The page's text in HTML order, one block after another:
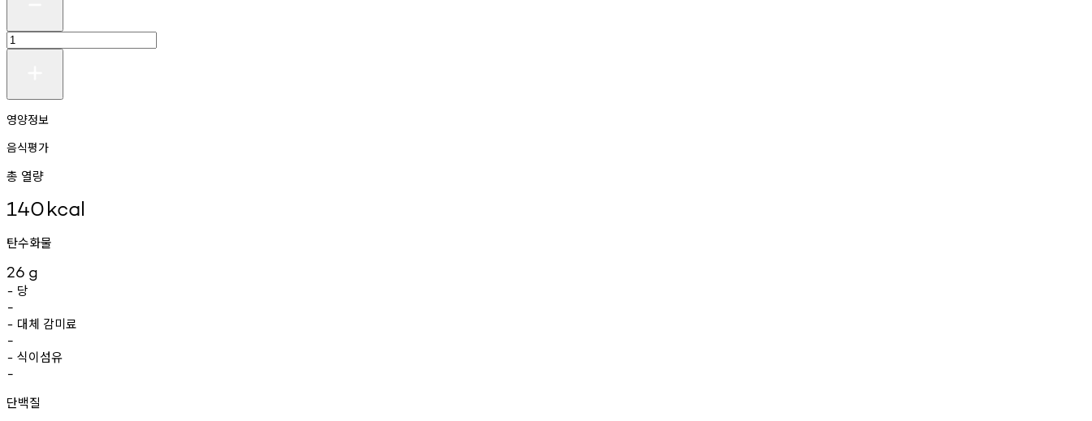
영양정보
음식평가
총 열량
140kcal
탄수화물
26 g
- 당
-
- 대체 감미료
-
- 식이섬유
-
단백질